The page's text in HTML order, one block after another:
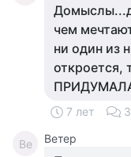
чем
ни один из
откроется,
7 лет 3
Ве Ветер